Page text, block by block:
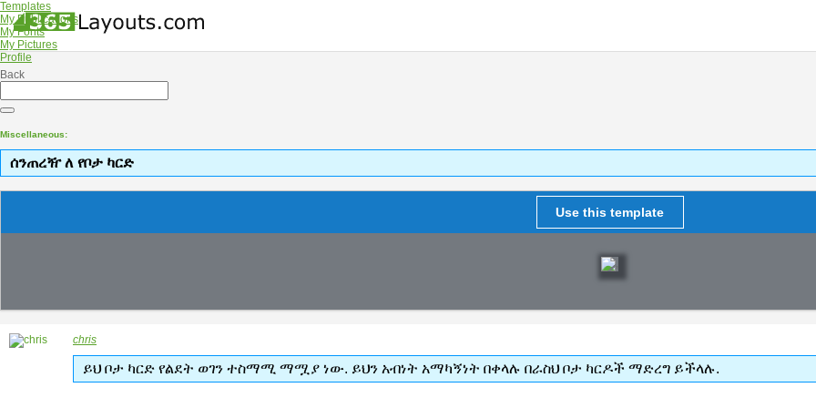
Templates
My Publications
My Fonts
My Pictures
Profile
Back
Miscellaneous:
ሰንጠረዥ ለ የቦታ ካርድ
Use this template
chris
ይህ ቦታ ካርድ የልደት ወገን ተስማሚ ማሟያ ነው. ይህን አብነት አማካኝነት በቀላሉ በራስህ ቦታ ካርዶች ማድረግ ይችላሉ.